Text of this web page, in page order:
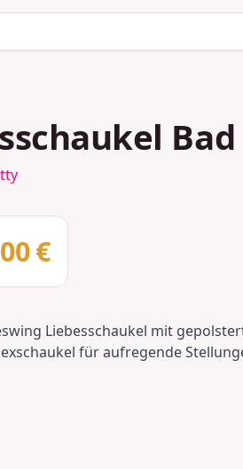
€
Liebesschaukel mit
für aufregende